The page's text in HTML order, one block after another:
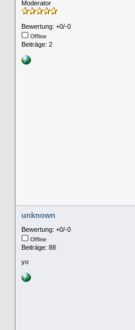
Moderator
Bewertung: +0/-0
Offline
Beiträge: 2
unknown
Bewertung: +0/-0
Offline
Beiträge: 88
yo